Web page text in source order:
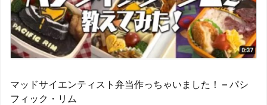
マッドサイエンティスト弁当作っちゃいました！ – パシ
フィック・リム